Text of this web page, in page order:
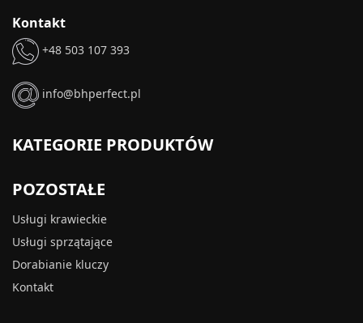
Kontakt
+48 503 107 393
info@bhperfect.pl
KATEGORIE PRODUKTÓW
POZOSTAŁE
Usługi krawieckie
Usługi sprzątające
Dorabianie kluczy
Kontakt